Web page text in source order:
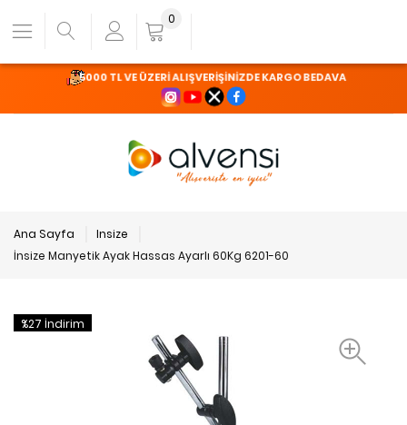
5000 TL VE ÜZERİ ALIŞVERİŞİNİZDE KARGO BEDAVA
0
Ana Sayfa
Insize
İnsize Manyetik Ayak Hassas Ayarlı 60Kg 6201-60
%27 İndirim